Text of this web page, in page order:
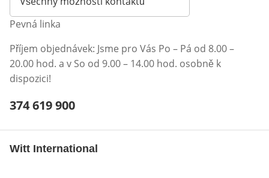
Pevná linka
Příjem objednávek: Jsme pro Vás Po – Pá od 8.00 –
20.00 hod. a v So od 9.00 – 14.00 hod. osobně k
dispozici!
Telefonní číslo:
374 619 900
Witt International